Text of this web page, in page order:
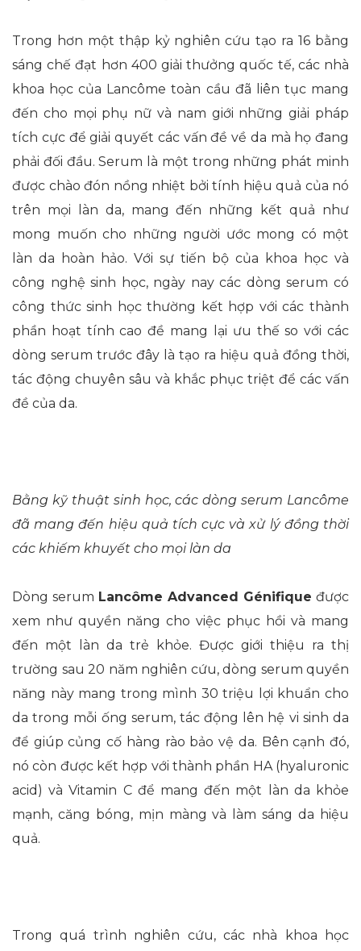
Trong hơn một thập kỷ nghiên cứu tạo ra 16 bằng
sáng chế đạt hơn 400 giải thưởng quốc tế, các nhà
khoa học của Lancôme toàn cầu đã liên tục mang
đến cho mọi phụ nữ và nam giới những giải pháp
tích cực để giải quyết các vấn đề về da mà họ đang
phải đối đầu. Serum là một trong những phát minh
được chào đón nồng nhiệt bởi tính hiệu quả của nó
trên mọi làn da, mang đến những kết quả như
mong muốn cho những người ước mong có một
làn da hoàn hảo. Với sự tiến bộ của khoa học và
công nghệ sinh học, ngày nay các dòng serum có
công thức sinh học thường kết hợp với các thành
phần hoạt tính cao đề mang lại ưu thế so với các
dòng serum trước đây là tạo ra hiệu quả đồng thời,
tác động chuyên sâu và khắc phục triệt để các vấn
đề của da.
Bằng kỹ thuật sinh học, các dòng serum Lancôme
đã mang đến hiệu quả tích cực và xử lý đồng thời
các khiếm khuyết cho mọi làn da
Dòng serum Lancôme Advanced Génifique được
xem như quyền năng cho việc phục hồi và mang
đến một làn da trẻ khỏe. Được giới thiệu ra thị
trường sau 20 năm nghiên cứu, dòng serum quyền
năng này mang trong mình 30 triệu lợi khuẩn cho
da trong mỗi ống serum, tác động lên hệ vi sinh da
để giúp củng cố hàng rào bảo vệ da. Bên cạnh đó,
nó còn được kết hợp với thành phần HA (hyaluronic
acid) và Vitamin C để mang đến một làn da khỏe
mạnh, căng bóng, mịn màng và làm sáng da hiệu
quả.
Trong quá trình nghiên cứu, các nhà khoa học